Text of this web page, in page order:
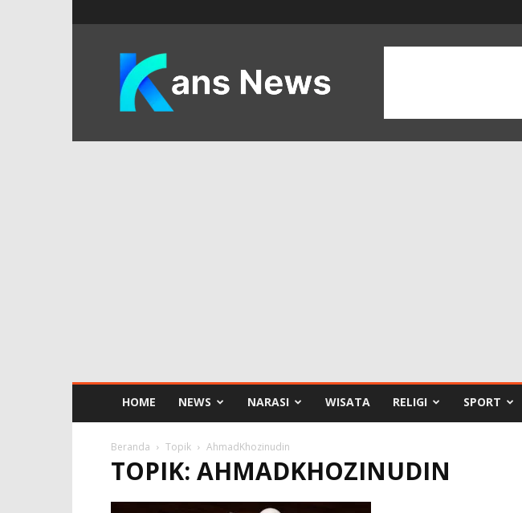
KANS
News
HOME NEWS NARASI WISATA RELIGI SPORT
Beranda Topik AhmadKhozinudin
TOPIK: AHMADKHOZINUDIN